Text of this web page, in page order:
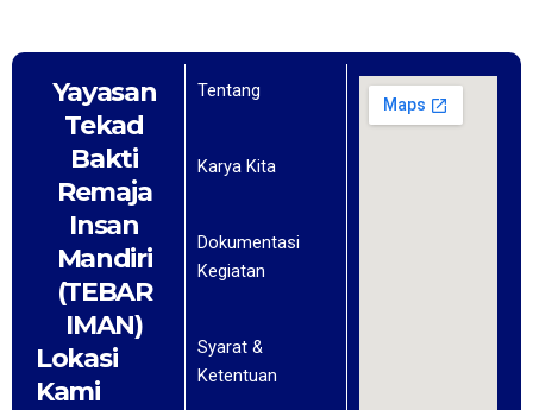
Yayasan
Tekad
Bakti
Remaja
Insan
Mandiri
(TEBAR
IMAN)
Lokasi
Kami
Tentang
Karya Kita
Dokumentasi
Kegiatan
Syarat &
Ketentuan